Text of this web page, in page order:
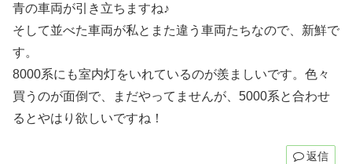
青の車両が引き立ちますね♪
そして並べた車両が私とまた違う車両たちなので、新鮮で
す。
8000系にも室内灯をいれているのが羨ましいです。色々
買うのが面倒で、まだやってませんが、5000系と合わせ
るとやはり欲しいですね！
返信